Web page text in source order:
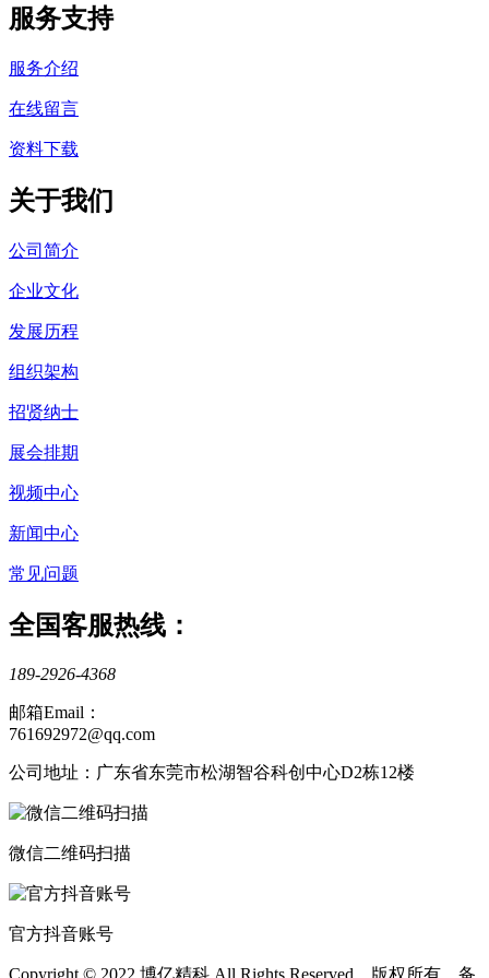
服务支持
服务介绍
在线留言
资料下载
关于我们
公司简介
企业文化
发展历程
组织架构
招贤纳士
展会排期
视频中心
新闻中心
常见问题
全国客服热线：
189-2926-4368
邮箱Email：
761692972@qq.com
公司地址：广东省东莞市松湖智谷科创中心D2栋12楼
微信二维码扫描
官方抖音账号
Copyright © 2022 博亿精科 All Rights Reserved 版权所有 备